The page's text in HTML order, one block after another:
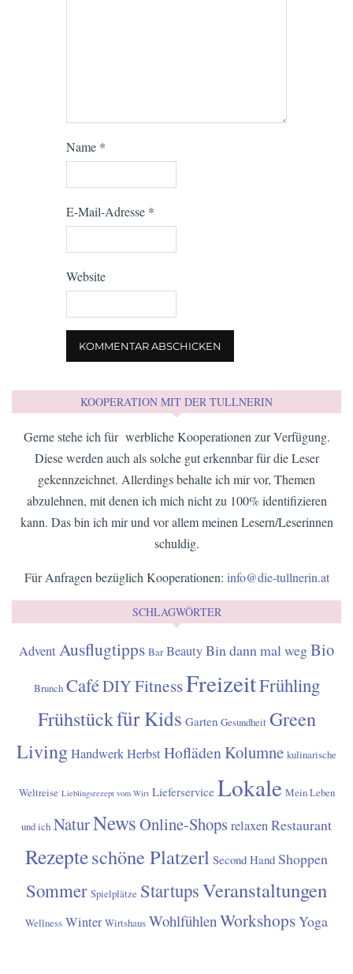
Name *
E-Mail-Adresse *
Website
KOOPERATION MIT DER TULLNERIN
Gerne stehe ich für werbliche Kooperationen zur Verfügung.
Diese werden auch als solche gut erkennbar für die Leser
gekennzeichnet. Allerdings behalte ich mir vor, Themen
abzulehnen, mit denen ich mich nicht zu 100% identifizieren
kann. Das bin ich mir und vor allem meinen Lesern/Leserinnen
schuldig.
Für Anfragen bezüglich Kooperationen: info@die-tullnerin.at
SCHLAGWÖRTER
AdventAusflugtipps Bar BeautyBin dann mal wegBio
Brunch CaféDIYFitnessFreizeitFrühling
Frühstückfür Kids Garten Gesundheit Green
LivingHandwerkHerbstHoflädenKolumne kulinarische
Weltreise Lieblingsrezept vom Wirt Lieferservice Lokale Mein Leben
und ich NaturNewsOnline-Shops relaxenRestaurant
Rezepteschöne Platzerl Second Hand Shoppen
Sommer Spielplätze StartupsVeranstaltungen
Wellness Winter Wirtshaus Wohlfühlen WorkshopsYoga